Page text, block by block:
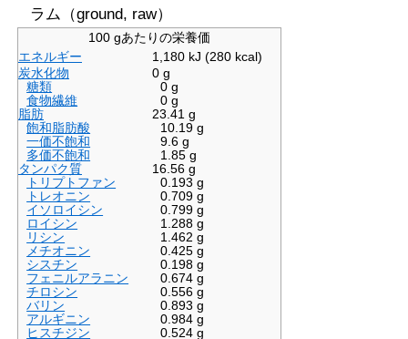
ラム（ground, raw）
100 gあたりの栄養価
エネルギー
1,180 kJ (280 kcal)
炭水化物
0 g
糖類
0 g
食物繊維
0 g
脂肪
23.41 g
飽和脂肪酸
10.19 g
一価不飽和
9.6 g
多価不飽和
1.85 g
タンパク質
16.56 g
トリプトファン
0.193 g
トレオニン
0.709 g
イソロイシン
0.799 g
ロイシン
1.288 g
リシン
1.462 g
メチオニン
0.425 g
シスチン
0.198 g
フェニルアラニン
0.674 g
チロシン
0.556 g
バリン
0.893 g
アルギニン
0.984 g
ヒスチジン
0.524 g